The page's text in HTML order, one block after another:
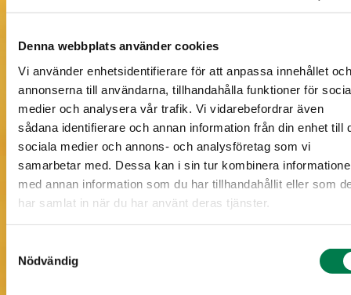
Denna webbplats använder cookies
Vi använder enhetsidentifierare för att anpassa innehållet och
annonserna till användarna, tillhandahålla funktioner för
medier och analysera vår trafik. Vi vidarebefordrar även
sådana identifierare och annan information från din enhet till
sociala medier och annons- och analysföretag som vi
samarbetar med. Dessa kan i sin tur kombinera
med annan information som du har tillhandahållit eller som
har samlat in när du har använt deras tjänster.
Nödvändig